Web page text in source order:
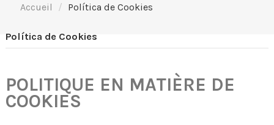
Accueil Política de Cookies
Política de Cookies
POLITIQUE EN MATIÈRE DE
COOKIES